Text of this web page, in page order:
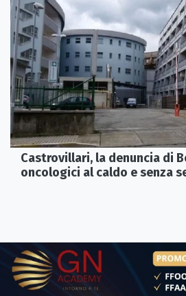
Castrovillari, la denuncia di
oncologici al caldo e senza